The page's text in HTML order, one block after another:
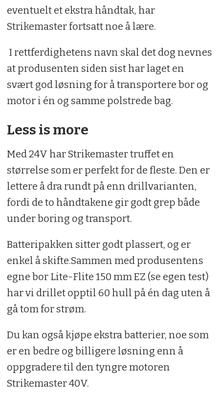
eventuelt et ekstra håndtak, har
Strikemaster fortsatt noe å lære.
I rettferdighetens navn skal det dog nevnes
at produsenten siden sist har laget en
svært god løsning for å transportere bor og
motor i én og samme polstrede bag.
Less is more
Med 24V har Strikemaster truffet en
størrelse som er perfekt for de fleste. Den er
lettere å dra rundt på enn drillvarianten,
fordi de to håndtakene gir godt grep både
under boring og transport.
Batteripakken sitter godt plassert, og er
enkel å skifte.Sammen med produsentens
egne bor Lite-Flite 150 mm EZ (se egen test)
har vi drillet opptil 60 hull på én dag uten å
gå tom for strøm.
Du kan også kjøpe ekstra batterier, noe som
er en bedre og billigere løsning enn å
oppgradere til den tyngre motoren
Strikemaster 40V.